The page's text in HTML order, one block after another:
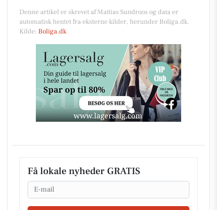
Denne artikel er skrevet af Mattias Sundroos og data er
automatisk hentet fra eksterne kilder, herunder Boliga.dk.
Kilde: Boliga.dk
Få lokale nyheder GRATIS
Email